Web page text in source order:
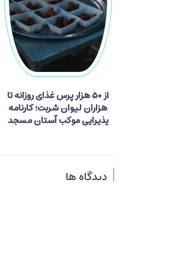
از ۵۰ هزار پرس غذای روزانه تا
هزاران لیوان شربت؛ کارنامه
پذیرایی موکب آستان مسجد
دیدگاه ها